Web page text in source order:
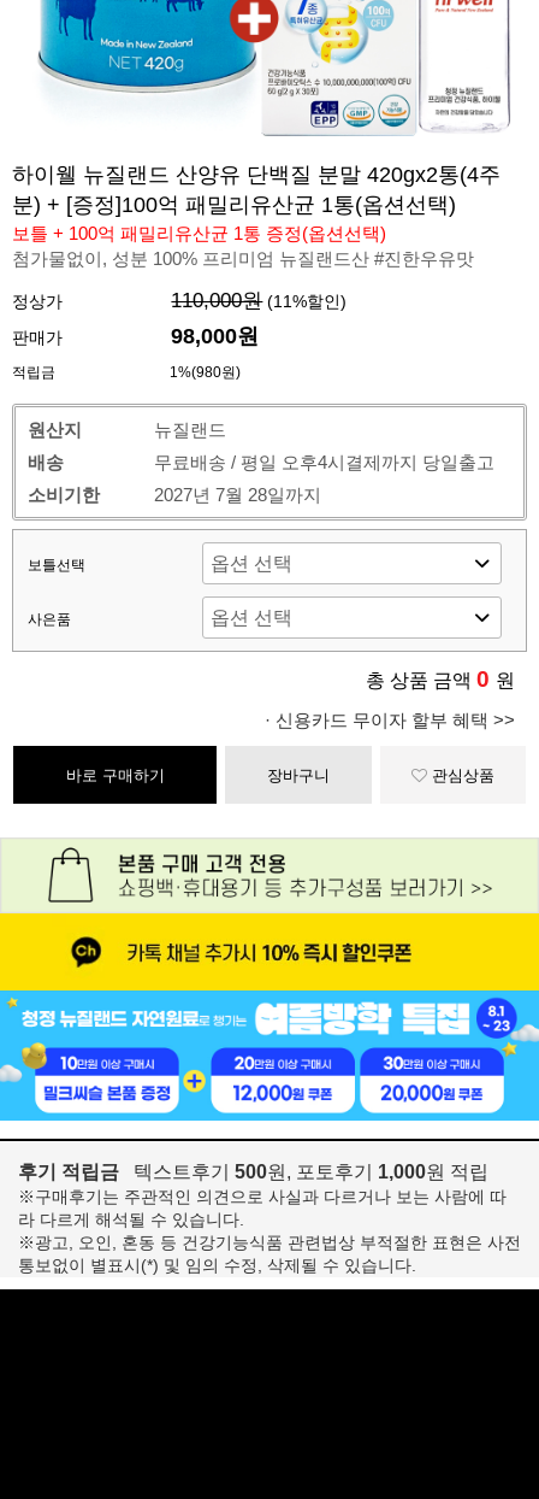
하이웰 뉴질랜드 산양유 단백질 분말 420gx2통(4주
분) + [증정]100억 패밀리유산균 1통(옵션선택)
보틀 + 100억 패밀리유산균 1통 증정(옵션선택)
첨가물없이, 성분 100% 프리미엄 뉴질랜드산 #진한우유맛
정상가 110,000원 (11%할인)
판매가
98,000원
적립금 1%(980원)
원산지
뉴질랜드
배송
무료배송 / 평일 오후4시결제까지 당일출고
소비기한
2027년 7월 28일까지
보틀선택
사은품
총 상품 금액 0 원
· 신용카드 무이자 할부 혜택 >>
바로 구매하기 장바구니 관심상품
후기 적립금 텍스트후기 500원, 포토후기 1,000원 적립
※구매후기는 주관적인 의견으로 사실과 다르거나 보는 사람에 따
라 다르게 해석될 수 있습니다.
※광고, 오인, 혼동 등 건강기능식품 관련법상 부적절한 표현은 사전
통보없이 별표시(*) 및 임의 수정, 삭제될 수 있습니다.